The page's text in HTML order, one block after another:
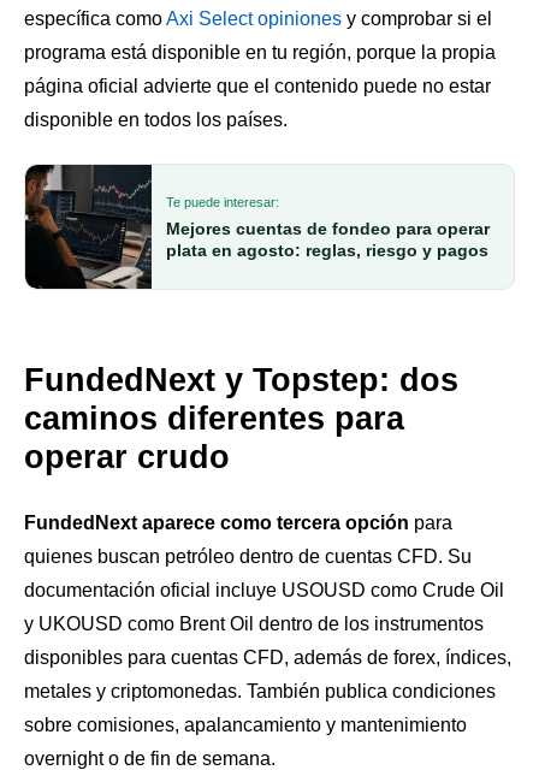
específica comoAxi Select opiniones y comprobar si el
programa está disponible en tu región, porque la propia
página oficial advierte que el contenido puede no estar
disponible en todos los países.
Te puede interesar:
Mejores cuentas de fondeo para operar
plata en agosto: reglas, riesgo y pagos
FundedNext y Topstep: dos
caminos diferentes para
operar crudo
FundedNext aparece como tercera opción para
quienes buscan petróleo dentro de cuentas CFD. Su
documentación oficial incluye USOUSD como Crude Oil
y UKOUSD como Brent Oil dentro de los instrumentos
disponibles para cuentas CFD, además de forex, índices,
metales y criptomonedas. También publica condiciones
sobre comisiones, apalancamiento y mantenimiento
overnight o de fin de semana.